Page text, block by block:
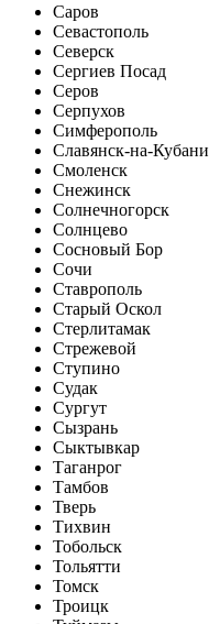
Саров
Севастополь
Северск
Сергиев Посад
Серов
Серпухов
Симферополь
Славянск-на-Кубани
Смоленск
Снежинск
Солнечногорск
Солнцево
Сосновый Бор
Сочи
Ставрополь
Старый Оскол
Стерлитамак
Стрежевой
Ступино
Судак
Сургут
Сызрань
Сыктывкар
Таганрог
Тамбов
Тверь
Тихвин
Тобольск
Тольятти
Томск
Троицк